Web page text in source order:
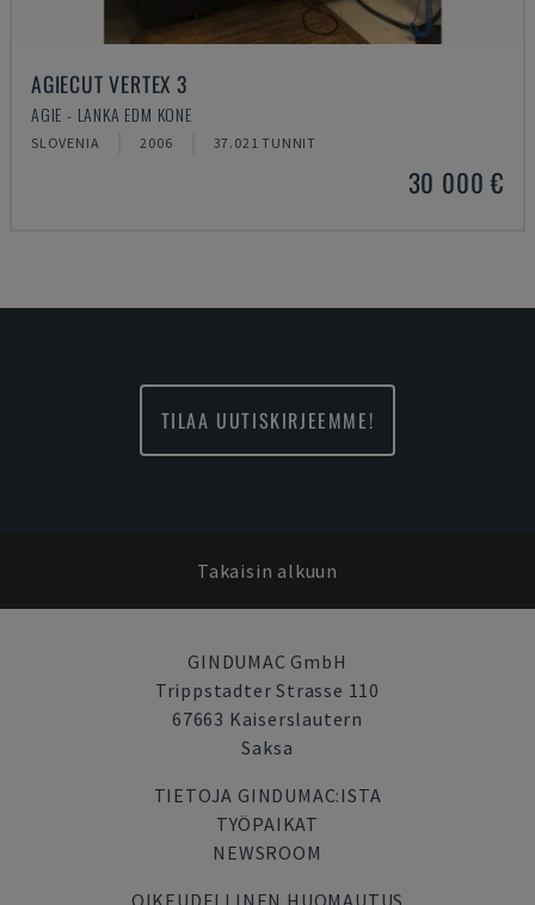
AGIECUT VERTEX 3
AGIE - LANKA EDM KONE
SLOVENIA 2006 37.021 TUNNIT
30 000 €
TILAA UUTISKIRJEEMME!
Takaisin alkuun
GINDUMAC GmbH
Trippstadter Strasse 110
67663 Kaiserslautern
Saksa
TIETOJA GINDUMAC:ISTA
TYÖPAIKAT
NEWSROOM
OIKEUDELLINEN HUOMAUTUS